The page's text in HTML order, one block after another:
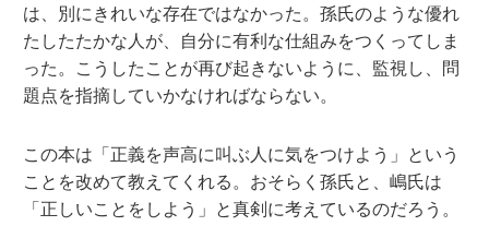
は、別にきれいな存在ではなかった。孫氏のような優れ
たしたたかな人が、自分に有利な仕組みをつくってしま
った。こうしたことが再び起きないように、監視し、問
題点を指摘していかなければならない。
この本は「正義を声高に叫ぶ人に気をつけよう」という
ことを改めて教えてくれる。おそらく孫氏と、嶋氏は
「正しいことをしよう」と真剣に考えているのだろう。